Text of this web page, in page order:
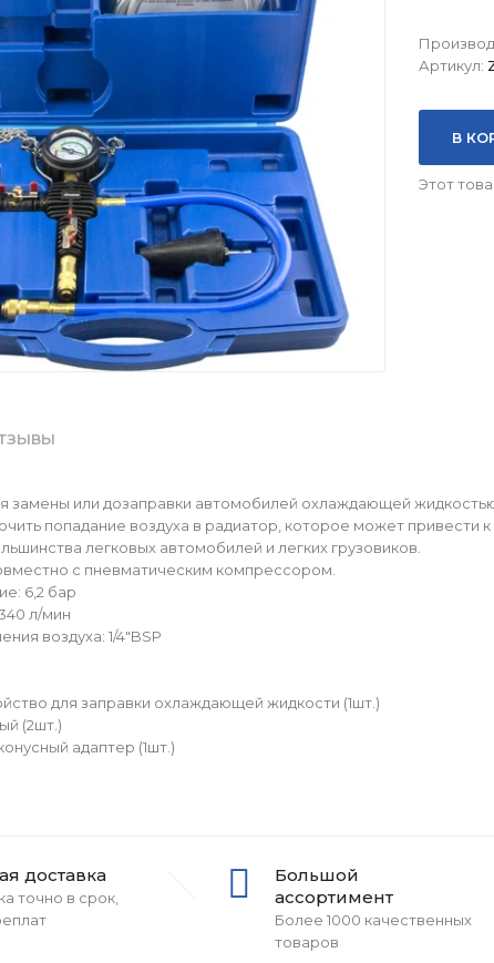
Артикул:
В
Этот
замены или дозаправки автомобилей охлаждающей
попадание воздуха в радиатор, которое может привести
легковых автомобилей и легких грузовиков.
с пневматическим компрессором.
6,2 бар
л/мин
воздуха: 1/4"BSP
для заправки охлаждающей жидкости (1шт.)
(2шт.)
адаптер (1шт.)
доставка
точно в срок,
Большой
ассортимент
Более 1000 качественных
товаров